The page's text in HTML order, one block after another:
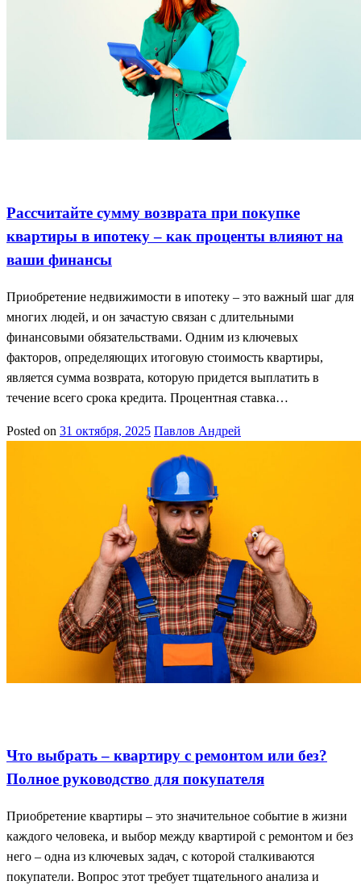
Рассчитайте сумму возврата при покупке
квартиры в ипотеку – как проценты влияют на
ваши финансы
Приобретение недвижимости в ипотеку – это важный шаг для
многих людей, и он зачастую связан с длительными
финансовыми обязательствами. Одним из ключевых
факторов, определяющих итоговую стоимость квартиры,
является сумма возврата, которую придется выплатить в
течение всего срока кредита. Процентная ставка…
Posted on 31 октября, 2025 Павлов Андрей
Что выбрать – квартиру с ремонтом или без?
Полное руководство для покупателя
Приобретение квартиры – это значительное событие в жизни
каждого человека, и выбор между квартирой с ремонтом и без
него – одна из ключевых задач, с которой сталкиваются
покупатели. Вопрос этот требует тщательного анализа и